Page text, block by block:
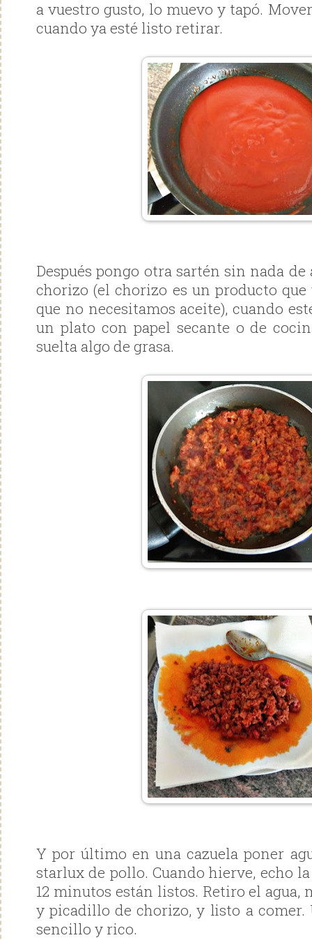
a vuestro gusto, lo muevo y tapó.
cuando ya esté listo retirar.
Después pongo otra sartén sin nada
chorizo (el chorizo es un producto
que no necesitamos aceite), cuando
un plato con papel secante o de
suelta algo de grasa.
Y por último en una cazuela poner
starlux de pollo. Cuando hierve, echo
12 minutos están listos. Retiro el agua,
y picadillo de chorizo, y listo a
sencillo y rico.